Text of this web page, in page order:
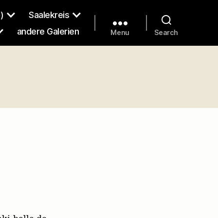
Saalekreis
andere Galerien Menu Search